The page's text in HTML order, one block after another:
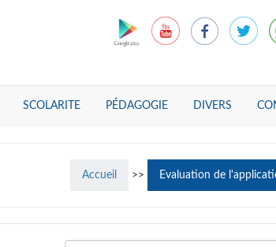
SCOLARITE PÉDAGOGIE DIVERS
Accueil >> Evaluation de